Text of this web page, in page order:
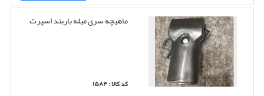
ماهیچه سری میله باربند اسپرت
کد کالا : ۱۵۸۴